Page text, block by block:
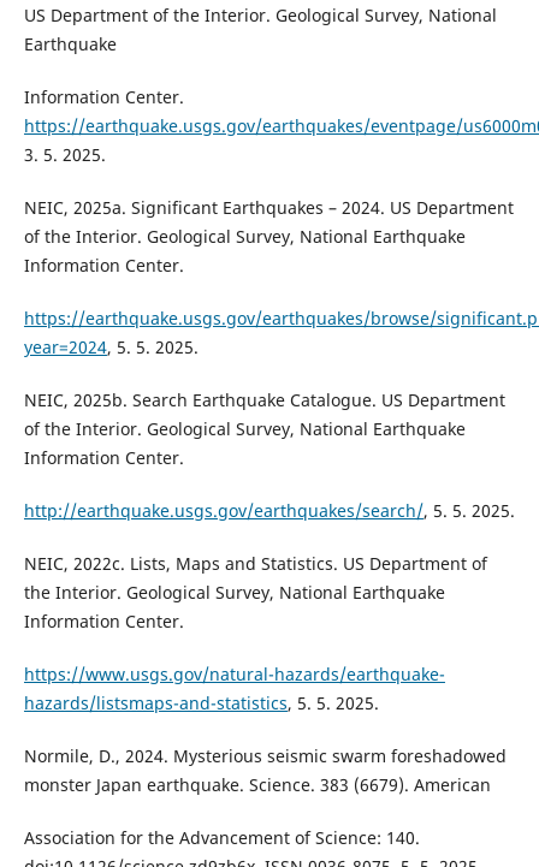
US Department of the Interior. Geological Survey, National
Earthquake
Information Center.
https://earthquake.usgs.gov/earthquakes/eventpage/
3. 5. 2025.
NEIC, 2025a. Significant Earthquakes – 2024. US Department
of the Interior. Geological Survey, National Earthquake
Information Center.
https://earthquake.usgs.gov/earthquakes/browse/
year=2024, 5. 5. 2025.
NEIC, 2025b. Search Earthquake Catalogue. US Department
of the Interior. Geological Survey, National Earthquake
Information Center.
http://earthquake.usgs.gov/earthquakes/search/, 5. 5. 2025.
NEIC, 2022c. Lists, Maps and Statistics. US Department of
the Interior. Geological Survey, National Earthquake
Information Center.
https://www.usgs.gov/natural-hazards/earthquake-
hazards/listsmaps-and-statistics, 5. 5. 2025.
Normile, D., 2024. Mysterious seismic swarm foreshadowed
monster Japan earthquake. Science. 383 (6679). American
Association for the Advancement of Science: 140.